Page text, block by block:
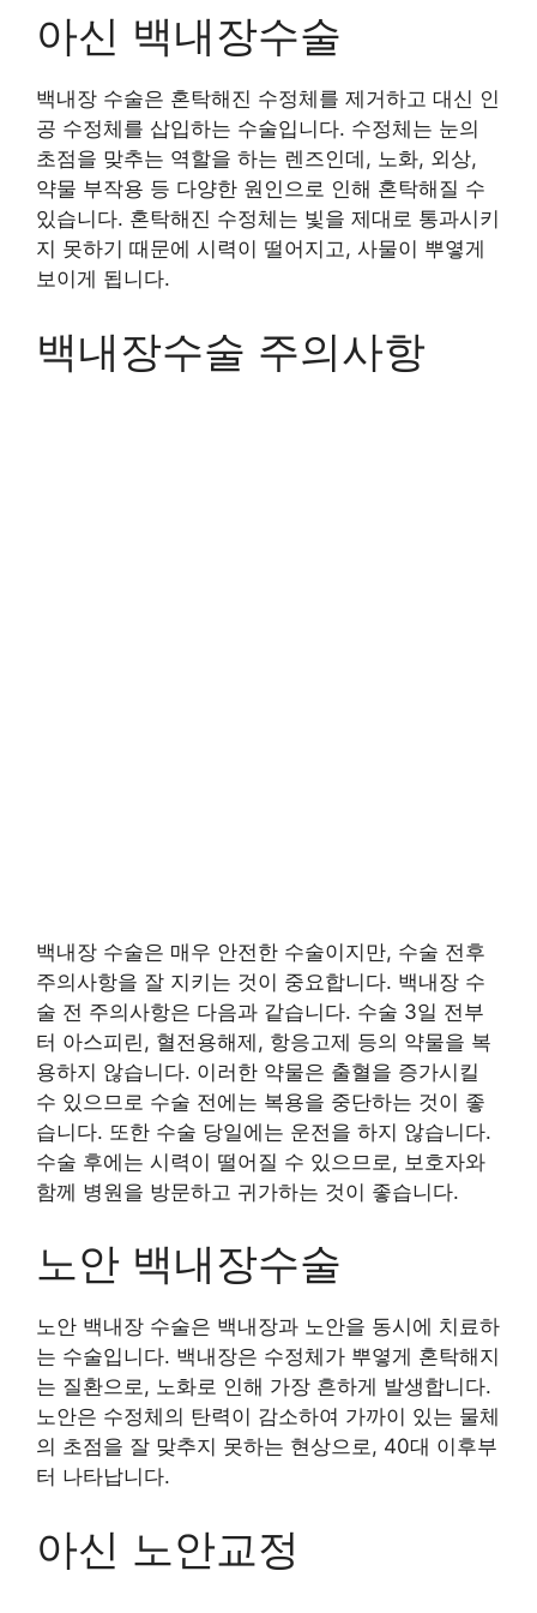
아신 백내장수술
백내장 수술은 혼탁해진 수정체를 제거하고 대신 인
공 수정체를 삽입하는 수술입니다. 수정체는 눈의
초점을 맞추는 역할을 하는 렌즈인데, 노화, 외상,
약물 부작용 등 다양한 원인으로 인해 혼탁해질 수
있습니다. 혼탁해진 수정체는 빛을 제대로 통과시키
지 못하기 때문에 시력이 떨어지고, 사물이 뿌옇게
보이게 됩니다.
백내장수술 주의사항
백내장 수술은 매우 안전한 수술이지만, 수술 전후
주의사항을 잘 지키는 것이 중요합니다. 백내장 수
술 전 주의사항은 다음과 같습니다. 수술 3일 전부
터 아스피린, 혈전용해제, 항응고제 등의 약물을 복
용하지 않습니다. 이러한 약물은 출혈을 증가시킬
수 있으므로 수술 전에는 복용을 중단하는 것이 좋
습니다. 또한 수술 당일에는 운전을 하지 않습니다.
수술 후에는 시력이 떨어질 수 있으므로, 보호자와
함께 병원을 방문하고 귀가하는 것이 좋습니다.
노안 백내장수술
노안 백내장 수술은 백내장과 노안을 동시에 치료하
는 수술입니다. 백내장은 수정체가 뿌옇게 혼탁해지
는 질환으로, 노화로 인해 가장 흔하게 발생합니다.
노안은 수정체의 탄력이 감소하여 가까이 있는 물체
의 초점을 잘 맞추지 못하는 현상으로, 40대 이후부
터 나타납니다.
아신 노안교정